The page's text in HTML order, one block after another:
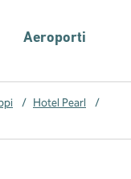
Aeroporti
/ Hotel Pearl
/